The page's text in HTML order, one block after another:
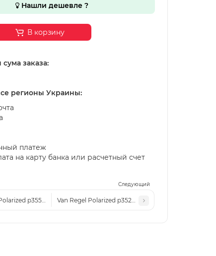
Следующий
p3552 черно-черные
Van Regel Polarized p3529 черно-черные
Нашли дешевле ?
В корзину
заказа:
регионы Украины:
платеж
на карту банка или расчетный счет